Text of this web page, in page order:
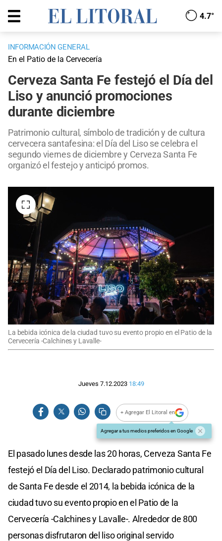
4.7°
INFORMACIÓN GENERAL
En el Patio de la Cervecería
Cerveza Santa Fe festejó el Día del
Liso y anunció promociones
durante diciembre
Patrimonio cultural, símbolo de tradición y de cultura
cervecera santafesina: el Día del Liso se celebra el
segundo viernes de diciembre y Cerveza Santa Fe
organizó el festejo y anticipó promos.
La bebida icónica de la ciudad tuvo su evento propio en el Patio de la
Cervecería -Calchines y Lavalle-
Jueves 7.12.2023 18:49
+ Agregar El Litoral en
Agregar a tus medios preferidos en Google
El pasado lunes desde las 20 horas, Cerveza Santa Fe
festejó el Día del Liso. Declarado patrimonio cultural
de Santa Fe desde el 2014, la bebida icónica de la
ciudad tuvo su evento propio en el Patio de la
Cervecería -Calchines y Lavalle-. Alrededor de 800
personas disfrutaron del liso original servido